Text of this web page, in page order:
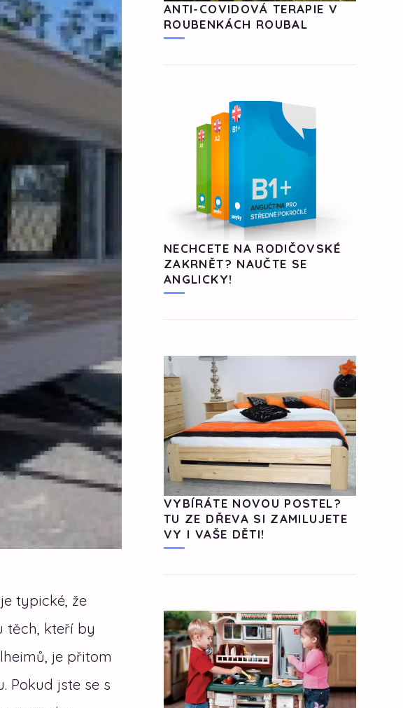
typické, že
těch, kteří by
je přitom
Pokud jste se s
ANTI-COVIDOVÁ TERAPIE V
ROUBENKÁCH ROUBAL
NECHCETE NA RODIČOVSKÉ
ZAKRNĚT? NAUČTE SE
ANGLICKY!
VYBÍRÁTE NOVOU POSTEL?
TU ZE DŘEVA SI ZAMILUJETE
VY I VAŠE DĚTI!